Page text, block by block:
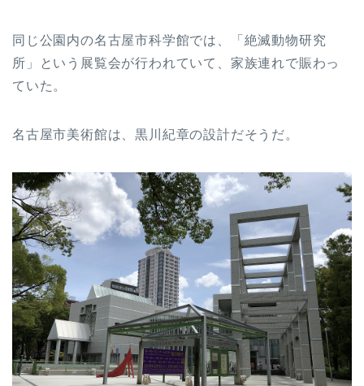
同じ公園内の名古屋市科学館では、「絶滅動物研究
所」という展覧会が行われていて、家族連れで賑わっ
ていた。
名古屋市美術館は、黒川紀章の設計だそうだ。